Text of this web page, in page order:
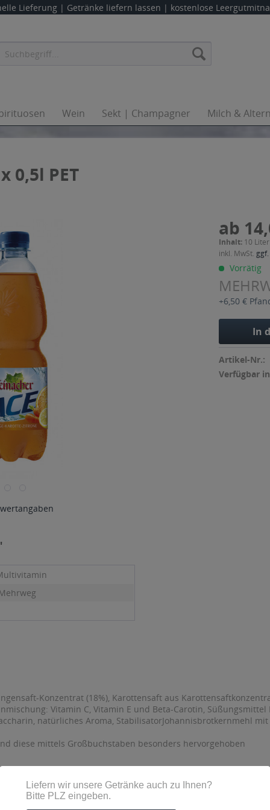
Lieferung | Getränke liefern lassen | kostenlose
Wein Sekt | Champagner Milch &
0,5l PET
ab
Inhalt: 10
inkl. MwSt.
Vorrätig
+6,50 €
In
Artikel-Nr.:
Verfügbar
Konzentrat (18%), Karottensaft aus
Vitamin C, Vitamin E und Beta-Carotin,
natürliches Aroma, StabilisatorJohannisbrotkernmehl
diese mittels Großbuchstaben besonders hervorgehoben
Bad Teinach-Zavelstein, Tel.: 07053/9262-0